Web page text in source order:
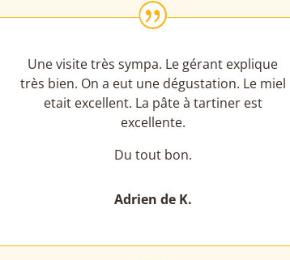
|
Une visite très sympa. Le gérant explique
très bien. On a eut une dégustation. Le miel
etait excellent. La pâte à tartiner est
excellente.
Du tout bon.
Adrien de K.